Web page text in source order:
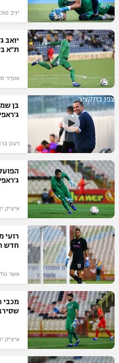
תנאי שימוש
מדיניות פרטיות
תקנון פעילות ספורט 1
רשיון להקרנה פומבית לבית
הצטרפות לחבילת הערוצים
לוח דרושים – ג'ובנט
תגיות
המגזין
ספורט אתגרי ואקסטרים
אומנויות לחימה
גיימינג E-Sports
יניב
יואב
ת"א
אופיר
צפו בתקציר
בן
רענן
איציק
רועי
חדש
אשר
מכבי
איציק